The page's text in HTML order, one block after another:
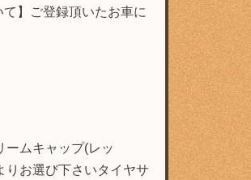
】ご登録頂いたお車に
ームキャップ(レッ
りお選び下さいタイヤサ